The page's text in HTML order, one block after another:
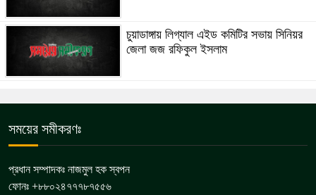
চুয়াডাঙ্গায় লিগ্যাল এইড কমিটির সভায় সিনিয়র
জেলা জজ রফিকুল ইসলাম
সময়ের সমীকরণঃ
প্রধান সম্পাদকঃ নাজমুল হক স্বপন
ফোনঃ +৮৮০২৪৭৭৭৮৭৫৫৬